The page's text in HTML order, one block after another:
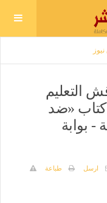
التعليم
«ضد
- بوابة
ارسل
طباعة